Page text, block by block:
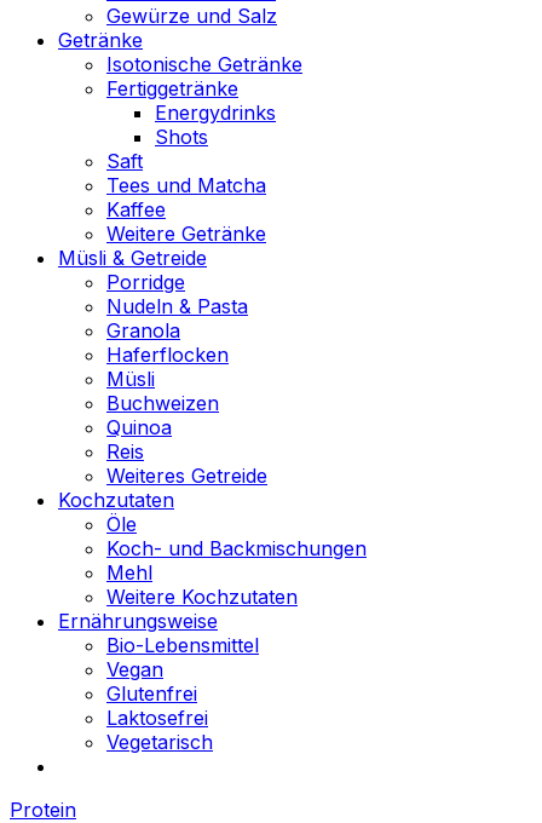
Gewürze und Salz
Getränke
Isotonische Getränke
Fertiggetränke
Energydrinks
Shots
Saft
Tees und Matcha
Kaffee
Weitere Getränke
Müsli & Getreide
Porridge
Nudeln & Pasta
Granola
Haferflocken
Müsli
Buchweizen
Quinoa
Reis
Weiteres Getreide
Kochzutaten
Öle
Koch- und Backmischungen
Mehl
Weitere Kochzutaten
Ernährungsweise
Bio-Lebensmittel
Vegan
Glutenfrei
Laktosefrei
Vegetarisch
Protein